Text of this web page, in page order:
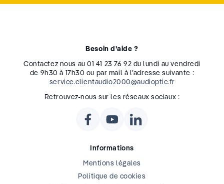
Besoin d’aide ?
Contactez nous au 01 41 23 76 92 du lundi au vendredi
de 9h30 à 17h30 ou par mail à l’adresse suivante :
service.clientaudio2000@audioptic.fr
Retrouvez-nous sur les réseaux sociaux :
Informations
Mentions légales
Politique de cookies